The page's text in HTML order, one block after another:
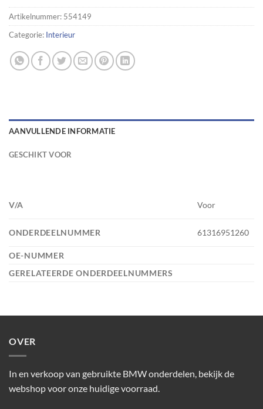
Artikelnummer: 554149
Categorie: Interieur
AANVULLENDE INFORMATIE
GESCHIKT VOOR
V/A Voor
ONDERDEELNUMMER 61316951260
OE-NUMMER
GERELATEERDE ONDERDEELNUMMERS
OVER
In en verkoop van gebruikte BMW onderdelen, bekijk de
webshop voor onze huidige voorraad.